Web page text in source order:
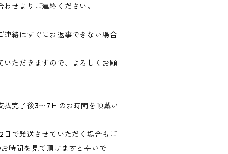
せよりご連絡ください。
連絡はすぐにお返事できない場合
いただきますので、よろしくお願
払完了後3〜7日のお時間を頂戴い
日で発送させていただく場合もご
時間を見て頂けますと幸いで